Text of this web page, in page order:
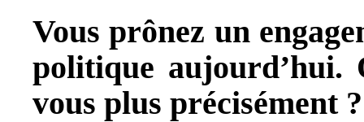
Vous prônez un
politique aujourd’hui.
vous plus précisément ?